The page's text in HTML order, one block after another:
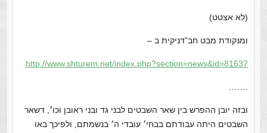
(לא אצטט)
ומנקודת מבט חב”דניקית ב –
http://www.shturem.net/index.php?section=news&id=81637
ובזה יובן ההפרש בין שאר השבטים לבני גד ובני ראובן וכו׳, דשאר
השבטים היתה עבודתם בבחי׳ עובדי ה׳ בנשמתם, ולפיכך באו